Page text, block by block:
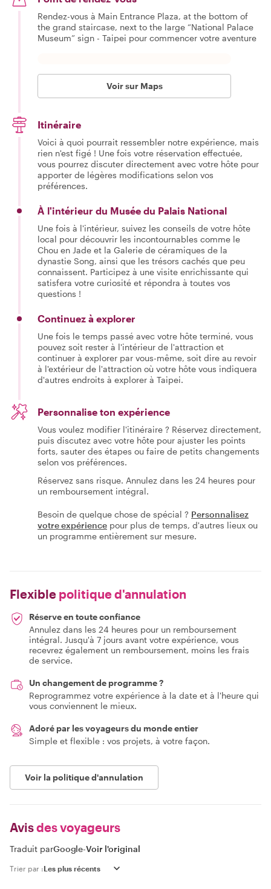
Rendez-vous à Main Entrance Plaza, at the bottom of
the grand staircase, next to the large “National Palace
Museum” sign - Taipei pour commencer votre aventure
Voir sur Maps
Itinéraire
Voici à quoi pourrait ressembler notre expérience, mais
rien n'est figé ! Une fois votre réservation effectuée,
vous pourrez discuter directement avec votre hôte pour
apporter de légères modifications selon vos
préférences.
À l'intérieur du Musée du Palais National
Une fois à l'intérieur, suivez les conseils de votre hôte
local pour découvrir les incontournables comme le
Chou en Jade et la Galerie de céramiques de la
dynastie Song, ainsi que les trésors cachés que peu
connaissent. Participez à une visite enrichissante qui
satisfera votre curiosité et répondra à toutes vos
questions !
Continuez à explorer
Une fois le temps passé avec votre hôte terminé, vous
pouvez soit rester à l'intérieur de l'attraction et
continuer à explorer par vous-même, soit dire au revoir
à l'extérieur de l'attraction où votre hôte vous indiquera
d'autres endroits à explorer à Taipei.
Personnalise ton expérience
Vous voulez modifier l'itinéraire ? Réservez directement,
puis discutez avec votre hôte pour ajuster les points
forts, sauter des étapes ou faire de petits changements
selon vos préférences.
Réservez sans risque. Annulez dans les 24 heures pour
un remboursement intégral.
Besoin de quelque chose de spécial ? Personnalisez
votre expérience pour plus de temps, d'autres lieux ou
un programme entièrement sur mesure.
Flexible politique d'annulation
Réserve en toute confiance
Annulez dans les 24 heures pour un remboursement
intégral. Jusqu'à 7 jours avant votre expérience, vous
recevrez également un remboursement, moins les frais
de service.
Un changement de programme ?
Reprogrammez votre expérience à la date et à l'heure qui
vous conviennent le mieux.
Adoré par les voyageurs du monde entier
Simple et flexible : vos projets, à votre façon.
Voir la politique d'annulation
Avisdes voyageurs
Traduit parGoogle-Voir l'original
Trier par :